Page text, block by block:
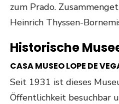
zum Prado.
Heinrich Thyssen-
Historische
CASA MUSEO LOPE DE
Seit 1931 ist dieses
Öffentlichkeit besuchbar